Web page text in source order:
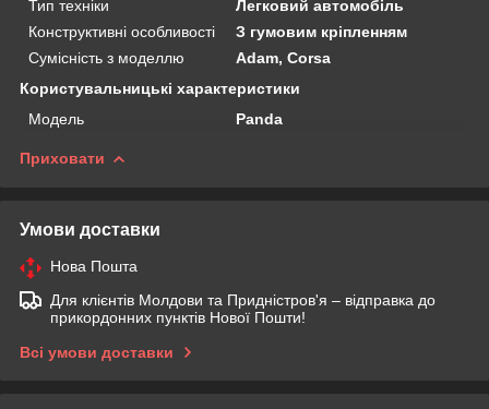
Тип техніки
Легковий автомобіль
Конструктивні особливості
З гумовим кріпленням
Сумісність з моделлю
Adam, Corsa
Користувальницькі характеристики
Мoдель
Panda
Приховати
Умови доставки
Нова Пошта
Для клієнтів Молдови та Придністров'я – відправка до
прикордонних пунктів Нової Пошти!
Всі умови доставки